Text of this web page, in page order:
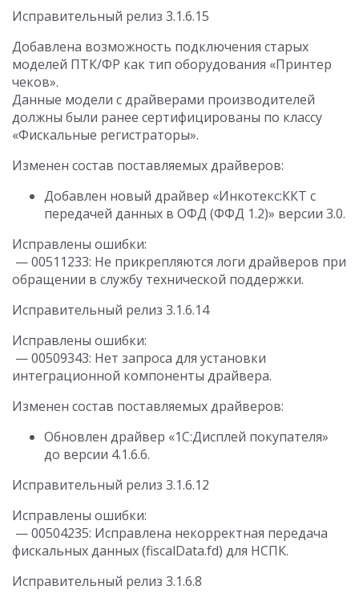
Исправительный релиз 3.1.6.15
Добавлена возможность подключения старых
моделей ПТК/ФР как тип оборудования «Принтер
чеков».
Данные модели с драйверами производителей
должны были ранее сертифицированы по классу
«Фискальные регистраторы».
Изменен состав поставляемых драйверов:
Добавлен новый драйвер «Инкотекс:ККТ с
передачей данных в ОФД (ФФД 1.2)» версии 3.0.
Исправлены ошибки:
— 00511233: Не прикрепляются логи драйверов при
обращении в службу технической поддержки.
Исправительный релиз 3.1.6.14
Исправлены ошибки:
— 00509343: Нет запроса для установки
интеграционной компоненты драйвера.
Изменен состав поставляемых драйверов:
Обновлен драйвер «1С:Дисплей покупателя»
до версии 4.1.6.6.
Исправительный релиз 3.1.6.12
Исправлены ошибки:
— 00504235: Исправлена некорректная передача
фискальных данных (fiscalData.fd) для НСПК.
Исправительный релиз 3.1.6.8